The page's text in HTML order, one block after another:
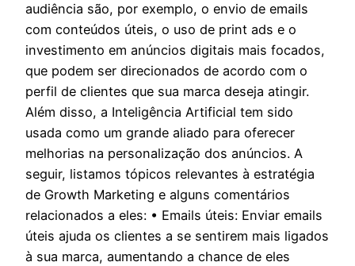
audiência são, por exemplo, o envio de emails
com conteúdos úteis, o uso de print ads e o
investimento em anúncios digitais mais focados,
que podem ser direcionados de acordo com o
perfil de clientes que sua marca deseja atingir.
Além disso, a Inteligência Artificial tem sido
usada como um grande aliado para oferecer
melhorias na personalização dos anúncios. A
seguir, listamos tópicos relevantes à estratégia
de Growth Marketing e alguns comentários
relacionados a eles: • Emails úteis: Enviar emails
úteis ajuda os clientes a se sentirem mais ligados
à sua marca, aumentando a chance de eles